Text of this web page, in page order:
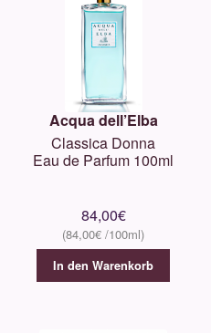
Acqua dell’Elba
Classica Donna
Eau de Parfum 100ml
84,00€
84,00€
In den Warenkorb